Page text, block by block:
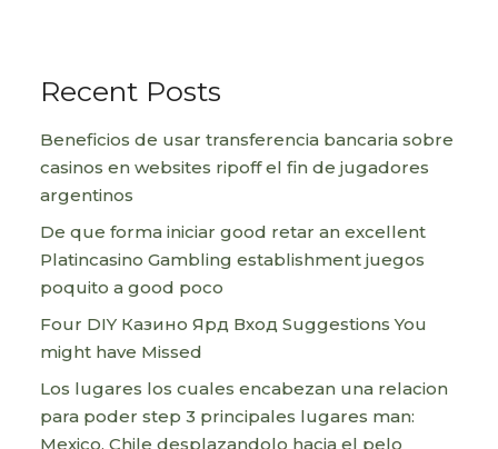
Recent Posts
Beneficios de usar transferencia bancaria sobre
casinos en websites ripoff el fin de jugadores
argentinos
De que forma iniciar good retar an excellent
Platincasino Gambling establishment juegos
poquito a good poco
Four DIY Казино Ярд Вход Suggestions You
might have Missed
Los lugares los cuales encabezan una relacion
para poder step 3 principales lugares man:
Mexico, Chile desplazandolo hacia el pelo